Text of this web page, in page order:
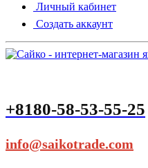
Личный кабинет
Создать аккаунт
+8180-58-53-55-25
info@saikotrade.com